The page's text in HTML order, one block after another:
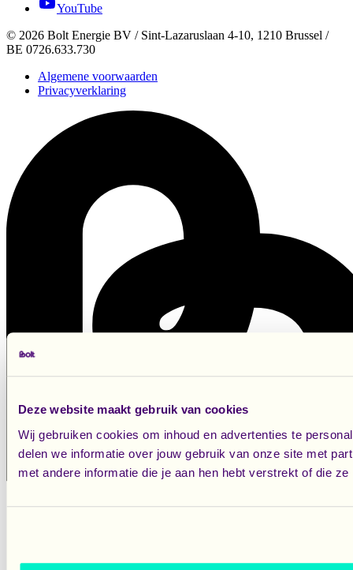
Deze website maakt gebruik van cookies
Wij gebruiken cookies om inhoud en advertenties te
delen we informatie over jouw gebruik van onze site met
met andere informatie die je aan hen hebt verstrekt of die
YouTube
© 2026 Bolt Energie BV / Sint-Lazaruslaan 4-10, 1210 Brussel /
BE 0726.633.730
Algemene voorwaarden
Privacyverklaring